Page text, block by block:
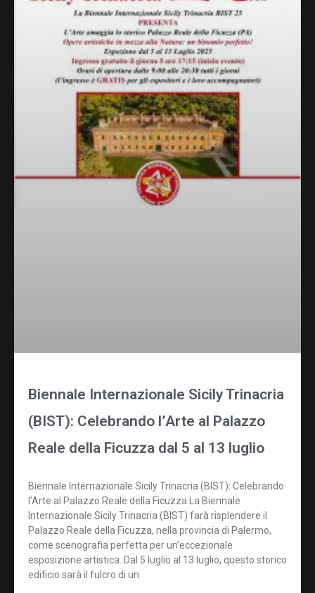
Biennale Internazionale Sicily Trinacria
(BIST): Celebrando l’Arte al Palazzo
Reale della Ficuzza dal 5 al 13 luglio
Biennale Internazionale Sicily Trinacria (BIST): Celebrando
l’Arte al Palazzo Reale della Ficuzza La Biennale
Internazionale Sicily Trinacria (BIST) farà risplendere il
Palazzo Reale della Ficuzza, nella provincia di Palermo,
come scenografia perfetta per un’eccezionale
esposizione artistica. Dal 5 luglio al 13 luglio, questo storico
edificio sarà il fulcro di un